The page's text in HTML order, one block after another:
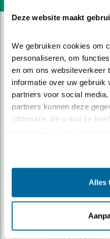
Deze website maakt
We gebruiken cookies om
personaliseren, om
en om ons websiteverkeer
informatie over uw gebruik
partners voor social
partners kunnen deze
informatie die u aan ze
Alles
Snelle hap
Nella | Geplaatst op 1